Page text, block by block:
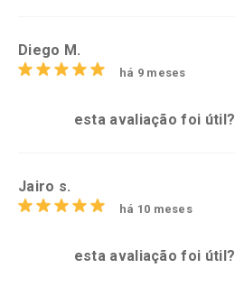
Diego M.
há 9 meses
esta avaliação foi útil?
Jairo s.
há 10 meses
esta avaliação foi útil?